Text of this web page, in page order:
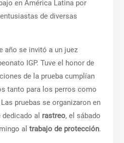
en América Latina por
de diversas
año se invitó a un juez
IGP. Tuve el honor de
de la prueba cumplían
tanto para los perros como
pruebas se organizaron en
al rastreo, el sábado
altrabajo de protección.